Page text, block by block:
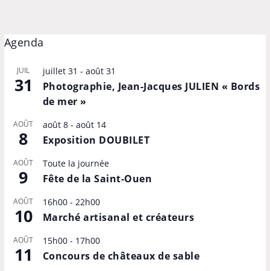
Agenda
JUIL
31
juillet 31 - août 31
Photographie, Jean-Jacques JULIEN « Bords
de mer »
AOÛT
8
août 8- août 14
Exposition DOUBILET
AOÛT
9
Toute la journée
Fête de la Saint-Ouen
AOÛT
10
16h00- 22h00
Marché artisanal et créateurs
AOÛT
11
15h00- 17h00
Concours de châteaux de sable